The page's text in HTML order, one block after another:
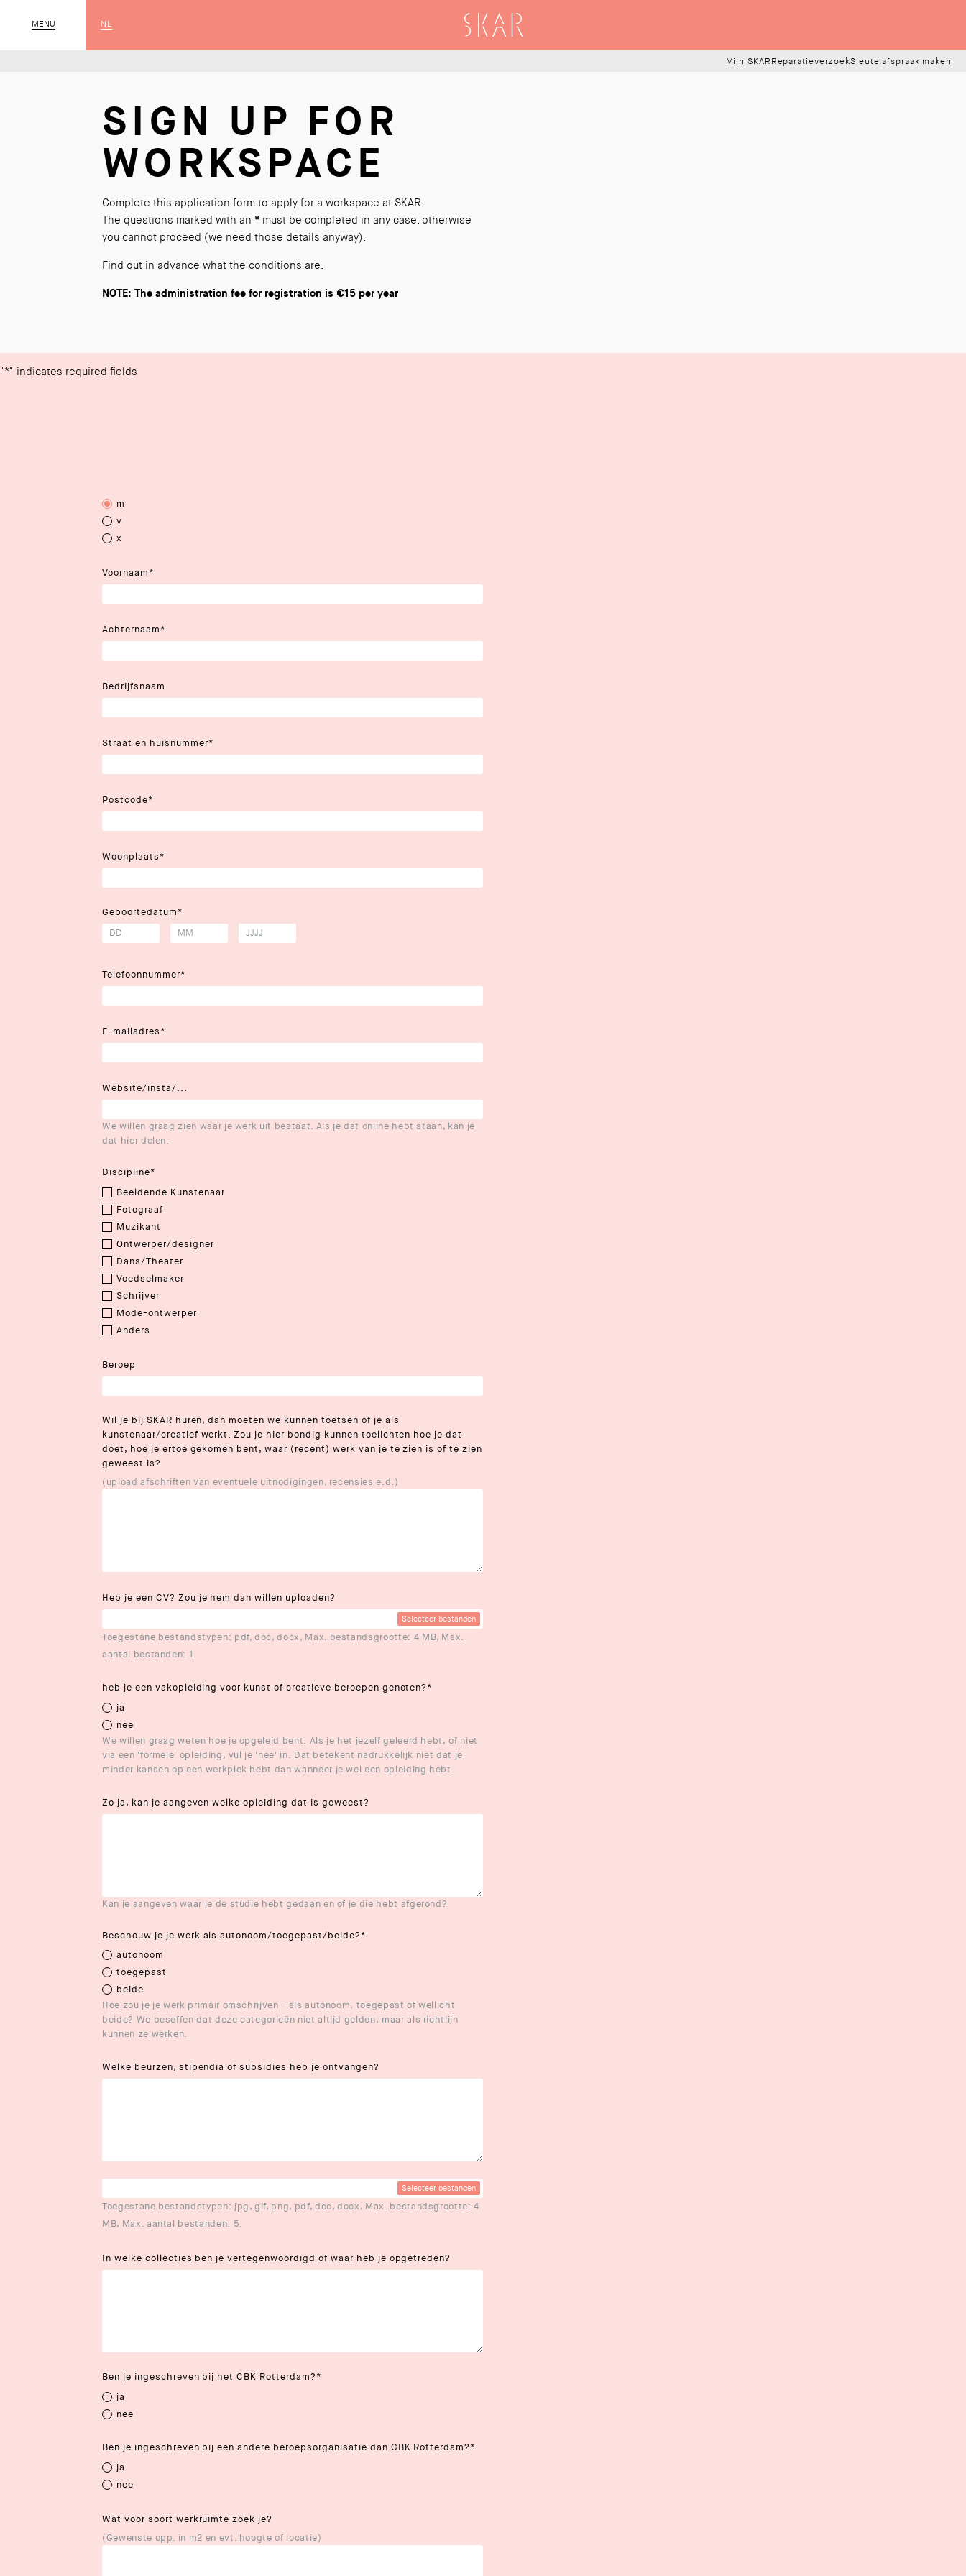
MENU
CLOSE NL SKAR
Mijn SKAR ReparatieverzoekSleutelafspraak maken
SIGN UP FOR
WORKSPACE
Complete this application form to apply for a workspace at SKAR.
The questions marked with an * must be completed in any case, otherwise
you cannot proceed (we need those details anyway).
Find out in advance what the conditions are.
NOTE: The administration fee for registration is €15 per year
"*" indicates required fields
m
v
x
Voornaam*
Achternaam*
Bedrijfsnaam
Straat en huisnummer*
Postcode*
Woonplaats*
Geboortedatum*
Telefoonnummer*
E-mailadres*
Website/insta/...
We willen graag zien waar je werk uit bestaat. Als je dat online hebt staan, kan je
dat hier delen.
Discipline*
Beeldende Kunstenaar
Fotograaf
Muzikant
Ontwerper/designer
Dans/Theater
Voedselmaker
Schrijver
Mode-ontwerper
Anders
Beroep
Wil je bij SKAR huren, dan moeten we kunnen toetsen of je als
kunstenaar/creatief werkt. Zou je hier bondig kunnen toelichten hoe je dat
doet, hoe je ertoe gekomen bent, waar (recent) werk van je te zien is of te zien
geweest is?
(upload afschriften van eventuele uitnodigingen, recensies e.d.)
Heb je een CV? Zou je hem dan willen uploaden?
Selecteer bestanden
Toegestane bestandstypen: pdf, doc, docx, Max. bestandsgrootte: 4 MB, Max.
aantal bestanden: 1.
heb je een vakopleiding voor kunst of creatieve beroepen genoten?*
ja
nee
We willen graag weten hoe je opgeleid bent. Als je het jezelf geleerd hebt, of niet
via een 'formele' opleiding, vul je 'nee' in. Dat betekent nadrukkelijk niet dat je
minder kansen op een werkplek hebt dan wanneer je wel een opleiding hebt.
Zo ja, kan je aangeven welke opleiding dat is geweest?
Kan je aangeven waar je de studie hebt gedaan en of je die hebt afgerond?
Beschouw je je werk als autonoom/toegepast/beide?*
autonoom
toegepast
beide
Hoe zou je je werk primair omschrijven - als autonoom, toegepast of wellicht
beide? We beseffen dat deze categorieën niet altijd gelden, maar als richtlijn
kunnen ze werken.
Welke beurzen, stipendia of subsidies heb je ontvangen?
Selecteer bestanden
Toegestane bestandstypen: jpg, gif, png, pdf, doc, docx, Max. bestandsgrootte: 4
MB, Max. aantal bestanden: 5.
In welke collecties ben je vertegenwoordigd of waar heb je opgetreden?
Ben je ingeschreven bij het CBK Rotterdam?*
ja
nee
Ben je ingeschreven bij een andere beroepsorganisatie dan CBK Rotterdam?*
ja
nee
Wat voor soort werkruimte zoek je?
(Gewenste opp. in m2 en evt. hoogte of locatie)